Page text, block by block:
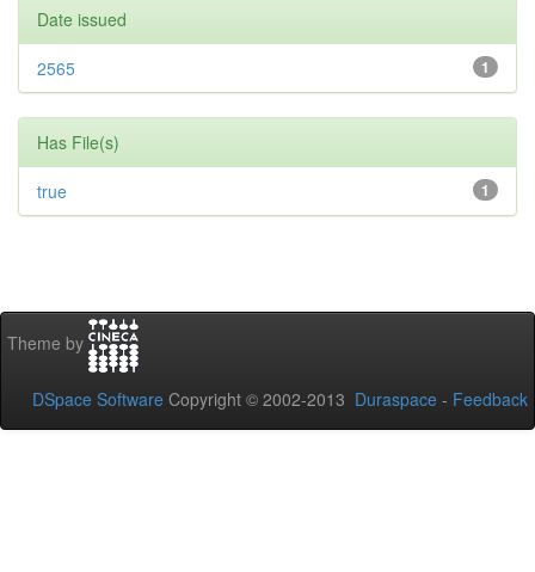
Date issued
1
2565
Has File(s)
1
true
Theme by
DSpace Software Copyright © 2002-2013 Duraspace - Feedback